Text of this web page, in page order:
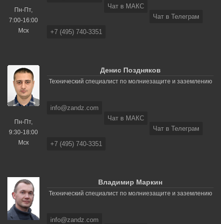
Пн-Пт,
7:00-16:00
Мск
Чат в МАКС
Чат в Телеграм
+7 (495) 740-3351
Пн-Пт,
9:30-18:00
Мск
Денис Поздняков
Технический специалист по молниезащите и заземлению
info@zandz.com
Чат в МАКС
Чат в Телеграм
+7 (495) 740-3351
Владимир Маркин
Технический специалист по молниезащите и заземлению
info@zandz.com